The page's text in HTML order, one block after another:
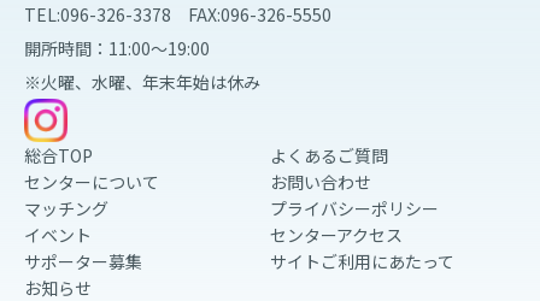
TEL:096-326-3378 FAX:096-326-5550
開所時間：11:00～19:00
※火曜、水曜、年末年始は休み
総合TOP
よくあるご質問
センターについて
お問い合わせ
マッチング
プライバシーポリシー
イベント
センターアクセス
サポーター募集
サイトご利用にあたって
お知らせ